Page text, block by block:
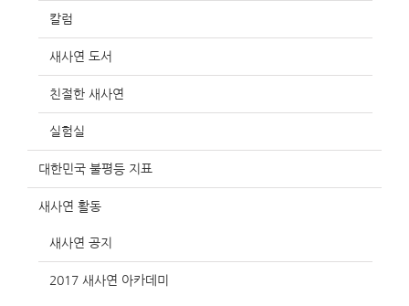
칼럼
새사연 도서
친절한 새사연
실험실
대한민국 불평등 지표
새사연 활동
새사연 공지
2017 새사연 아카데미